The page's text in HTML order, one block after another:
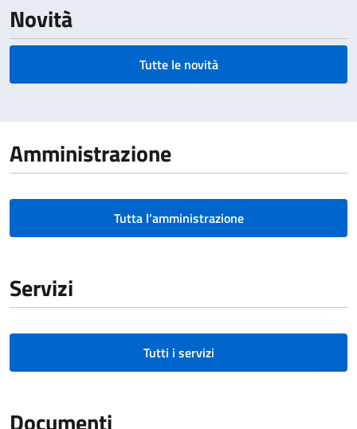
Novità
Tutte le novità
Amministrazione
Tutta l’amministrazione
Servizi
Tutti i servizi
Documenti